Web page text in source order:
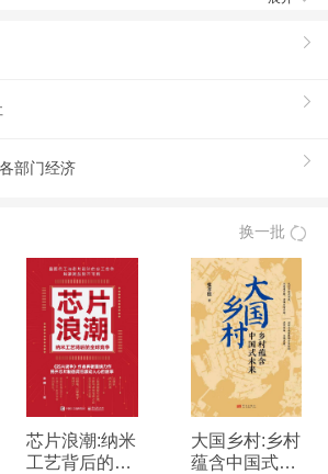
府能源管理部门及相关职能部门紧
规提供理论研究成果和专家智力支
部门经济
换一批
芯片浪潮:纳米
工艺背后的全
大国乡村:乡村
蕴含中国式未